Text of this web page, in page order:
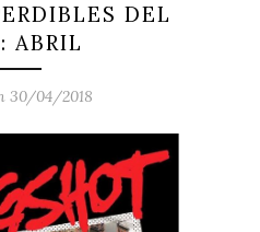
DEL
ABRIL
30/04/2018